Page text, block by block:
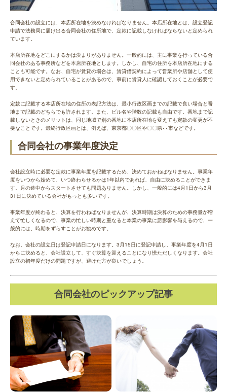
合同会社の設立には、本店所在地を決めなければなりません。本店所在地とは、設立登記
申請で法務局に届け出る合同会社の住所地で、定款に記載しなければならないと定められ
ています。
本店所在地をどこにするかは決まりがありません。一般的には、主に事業を行っている合
同会社のある事務所などを本店所在地とします。しかし、自宅の住所を本店所在地にする
ことも可能です。なお、自宅が賃貸の場合は、賃貸借契約によって営業所や店舗として使
用できないと定められていることがあるので、事前に賃貸人に確認しておくことが必要で
す。
定款に記載する本店所在地の住所の表記方法は、最小行政区画までの記載で良い場合と番
地まで記載のどちらでも許されます。また、ビル名や階数の記載も自由です。番地まで記
載しないときのメリットは、同じ地域で別の番地に本店所在地を変えても定款の変更が不
要なことです。最終行政区画とは、例えば、東京都〇〇区や〇〇県××市などです。
合同会社の事業年度決定
会社設立時に必要な定款に事業年度を記載するため、決めておかねばなりません。事業年
度をいつから始めて、いつ終わらせるかは1年以内であれば、自由に決めることができま
す。月の途中からスタートさせても問題ありません。しかし、一般的には4月1日から3月
31日に決めている会社がもっとも多いです。
事業年度が終わると、決算を行わねばなりませんが、決算時期は決算のための事務量が増
えて忙しくなるので、事業の忙しい時期と重なると本業の事業に悪影響を与えるので、一
般的には、時期をずらすことがお勧めです。
なお、会社の設立日は登記申請日になります。3月15日に登記申請し、事業年度を4月1日
からに決めると、会社設立して、すぐ決算を迎えることになり慌ただしくなります。会社
設立の初年度だけの問題ですが、避けた方が良いでしょう。
合同会社のピックアップ記事